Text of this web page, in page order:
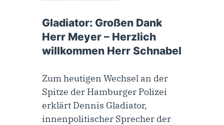
Gladiator: Großen Dank
Herr Meyer – Herzlich
willkommen Herr Schnabel
Zum heutigen Wechsel an der
Spitze der Hamburger Polizei
erklärt Dennis Gladiator,
innenpolitischer Sprecher der